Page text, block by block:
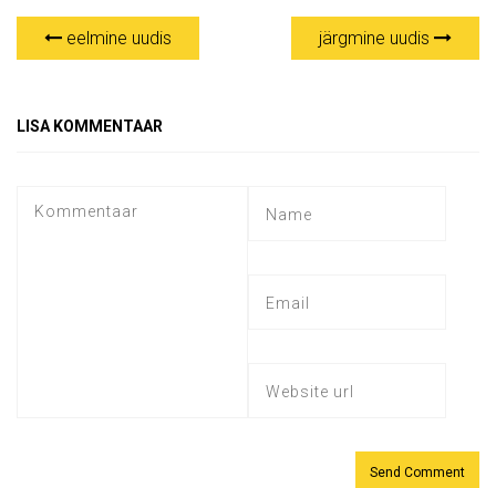
eelmine uudis järgmine uudis
LISA KOMMENTAAR